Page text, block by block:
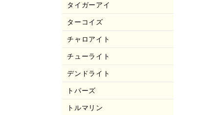
タイガーアイ
ターコイズ
チャロアイト
チューライト
デンドライト
トパーズ
トルマリン